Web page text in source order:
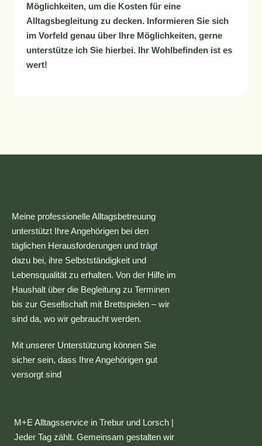
Möglichkeiten, um die Kosten für eine
Alltagsbegleitung zu decken. Informieren Sie sich
im Vorfeld genau über Ihre Möglichkeiten, gerne
unterstütze ich Sie hierbei. Ihr Wohlbefinden ist es
wert!
Meine professionelle Alltagsbetreuung
unterstützt Ihre Angehörigen bei den
täglichen Herausforderungen und trägt
dazu bei, ihre Selbstständigkeit und
Lebensqualität zu erhalten. Von der Hilfe im
Haushalt über die Begleitung zu Terminen
bis zur Gesellschaft mit Brettspielen – wir
sind da, wo wir gebraucht werden.
Mit unserer Unterstützung können Sie
sicher sein, dass Ihre Angehörigen gut
versorgt sind
M+E Alltagsservice in Trebur und Lorsch |
Jeder Tag zählt. Gemeinsam gestalten wir